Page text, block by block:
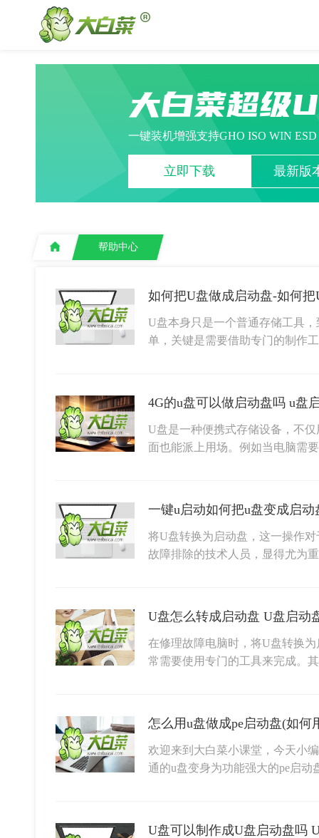
大白菜超级
一键装机增强支持GHO ISO WIN
立即下载 最新版
帮助中心
如何把U盘做成启动盘-如何把
U盘本身只是一个普通存储工具
单，关键是需要借助专门的制作
4G的u盘可以做启动盘吗 u盘
U盘是一种便携式存储设备，不
面也能派上用场。例如当电脑需
一键u启动如何把u盘变成启
将U盘转换为启动盘，这一操作
故障排除的技术人员，显得尤为
U盘怎么转成启动盘 U盘启动
在修理故障电脑时，将U盘转换
常需要使用专门的工具来完成。
怎么用u盘做成pe启动盘(如何
欢迎来到大白菜小课堂，今天小
通的u盘变身为功能强大的pe启
U盘可以制作成U盘启动盘吗